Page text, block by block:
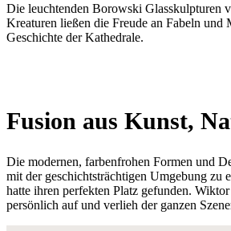
Die leuchtenden Borowski Glasskulpturen
Kreaturen ließen die Freude an Fabeln
Geschichte der Kathedrale.
Fusion aus Kunst,
Die modernen, farbenfrohen Formen und
mit der geschichtsträchtigen Umgebung zu
hatte ihren perfekten Platz gefunden.
persönlich auf und verlieh der ganzen